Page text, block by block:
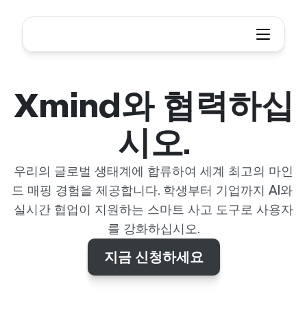
Xmind와 협력하십
시오.
우리의 글로벌 생태계에 합류하여 세계 최고의 마인
드 매핑 경험을 제공합니다. 학생부터 기업까지 AI와
실시간 협업이 지원하는 스마트 사고 도구로 사용자
를 강화하십시오.
지금 신청하세요